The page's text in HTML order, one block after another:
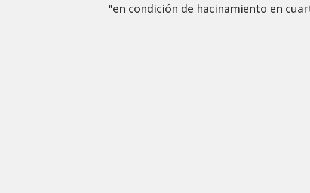
"en condición de hacinamiento en